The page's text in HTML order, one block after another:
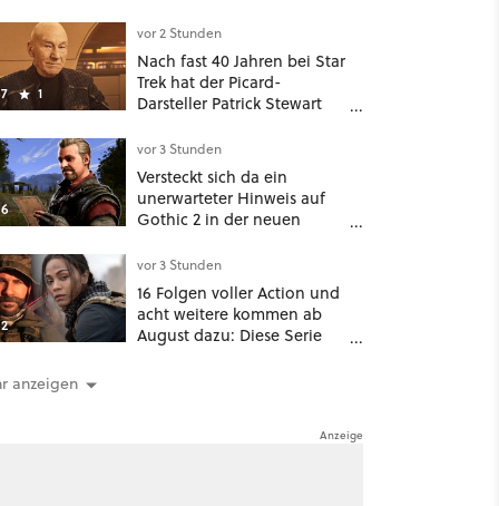
zurückkam, sprang der
Truck nicht mehr an
1
vor 2 Stunden
Nach fast 40 Jahren bei Star
Trek hat der Picard-
Darsteller Patrick Stewart
und die ist Familiensache
vor 3 Stunden
Versteckt sich da ein
unerwarteter Hinweis auf
Gothic 2 in der neuen
Remake?
vor 3 Stunden
16 Folgen voller Action und
acht weitere kommen ab
August dazu: Diese Serie
anzeigen